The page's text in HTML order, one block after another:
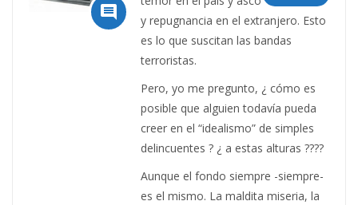

y repugnancia en el extranjero. Esto
es lo que suscitan las bandas
terroristas.
Pero, yo me pregunto, ¿ cómo es
posible que alguien todavía pueda
creer en el “idealismo” de simples
delincuentes ? ¿ a estas alturas ????
Aunque el fondo siempre -siempre-
es el mismo. La maldita miseria, la